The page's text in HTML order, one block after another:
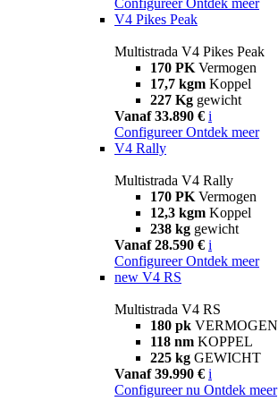
V4 Pikes Peak
Multistrada V4 Pikes Peak
170 PK Vermogen
17,7 kgm Koppel
227 Kg gewicht
Vanaf 33.890 € i
Configureer Ontdek meer
V4 Rally
Multistrada V4 Rally
170 PK Vermogen
12,3 kgm Koppel
238 kg gewicht
Vanaf 28.590 € i
Configureer Ontdek meer
new V4 RS
Multistrada V4 RS
180 pk VERMOGEN
118 nm KOPPEL
225 kg GEWICHT
Vanaf 39.990 € i
Configureer nu Ontdek meer